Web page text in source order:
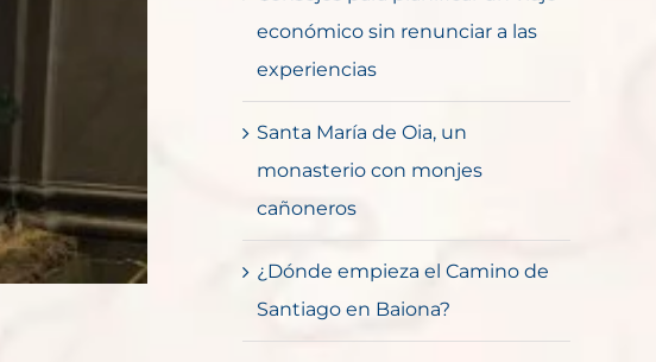
económico sin renunciar a las
experiencias
Santa María de Oia, un
monasterio con monjes
cañoneros
¿Dónde empieza el Camino de
Santiago en Baiona?